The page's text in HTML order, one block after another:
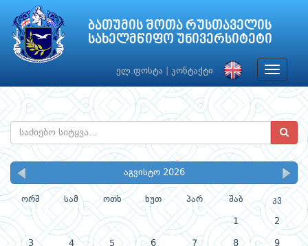
ბათუმის შოთა რუსთაველის
სახელმწიფო უნივერსიტეტი
ელ.ფოსტა კონტაქტი
Toggle
აგვისტო 2026
ორშ სამ ოთხ ხუთ პარ შაბ კვ
1 2
3 4 5 6 7 8 9